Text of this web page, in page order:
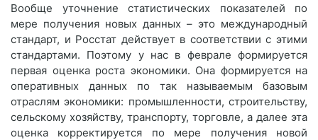
Вообще уточнение статистических показателей по
мере получения новых данных – это международный
стандарт, и Росстат действует в соответствии с этими
стандартами. Поэтому у нас в феврале формируется
первая оценка роста экономики. Она формируется на
оперативных данных по так называемым базовым
отраслям экономики: промышленности, строительству,
сельскому хозяйству, транспорту, торговле, а далее эта
оценка корректируется по мере получения новой